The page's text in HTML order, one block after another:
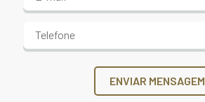
ENVIAR MENSAGEM